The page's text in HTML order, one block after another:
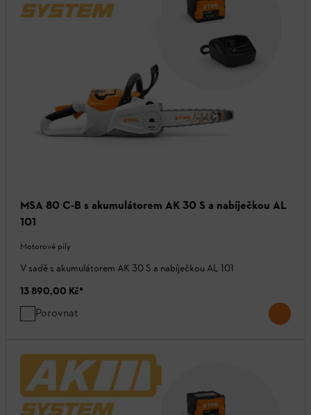
MSA 80 C-B s akumulátorem AK 30 S a nabíječkou AL
101
Motorové pily
V sadě s akumulátorem AK 30 S a nabíječkou AL 101
13 890,00 Kč*
Porovnat